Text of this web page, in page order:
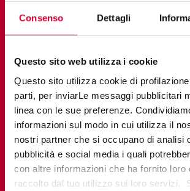
Consenso Dettagli
Questo sito web utilizza i cookie
Questo sito utilizza cookie di
parti, per inviarLe messaggi pubblicitari
linea con le sue preferenze.
informazioni sul modo in cui utilizza il
nostri partner che si occupano di analisi
pubblicità e social media i quali
con altre informazioni che ha fornito loro
raccolto dal tuo utilizzo sui loro servizi.
После десятилетия успеха Moov
коллекцияMoov Upпредставляет
выводитплитку под бетонна
изысканности. Эта напольная
восьми аккуратно подобранных
которых теплые Tobacco и Sand,
White и Clay и трендовые Forest и
Представлена в больших
см с водоструйными узорами и
декоративной мозаикой для